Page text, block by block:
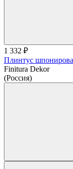
1 332 ₽
Плинтус
Finitura Dekor
(Россия)